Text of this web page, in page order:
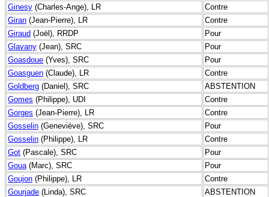
Ginesy (Charles-Ange), LR
Contre
Giran (Jean-Pierre), LR
Contre
Giraud (Joël), RRDP
Pour
Glavany (Jean), SRC
Pour
Goasdoue (Yves), SRC
Pour
Goasguen (Claude), LR
Contre
Goldberg (Daniel), SRC
ABSTENTION
Gomes (Philippe), UDI
Contre
Gorges (Jean-Pierre), LR
Contre
Gosselin (Geneviève), SRC
Pour
Gosselin (Philippe), LR
Contre
Got (Pascale), SRC
Pour
Goua(Marc), SRC
Pour
Goujon (Philippe), LR
Contre
Gourjade (Linda), SRC
ABSTENTION